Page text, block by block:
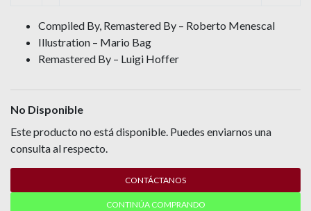
Compiled By, Remastered By – Roberto Menescal
Illustration – Mario Bag
Remastered By – Luigi Hoffer
No Disponible
Este producto no está disponible. Puedes enviarnos una
consulta al respecto.
CONTÁCTANOS
CONTINÚA COMPRANDO